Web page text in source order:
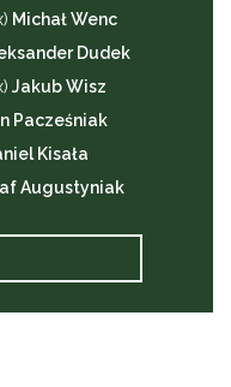
Michał Wenc
Dudek
Jakub Wisz
Pacześniak
Kisała
Augustyniak